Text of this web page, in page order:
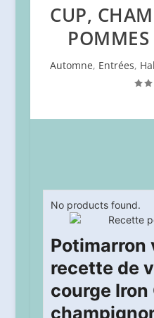
CUP,
POMMES
Automne, Entrées,
No products found.
Potimarron
recette de
courge Iron